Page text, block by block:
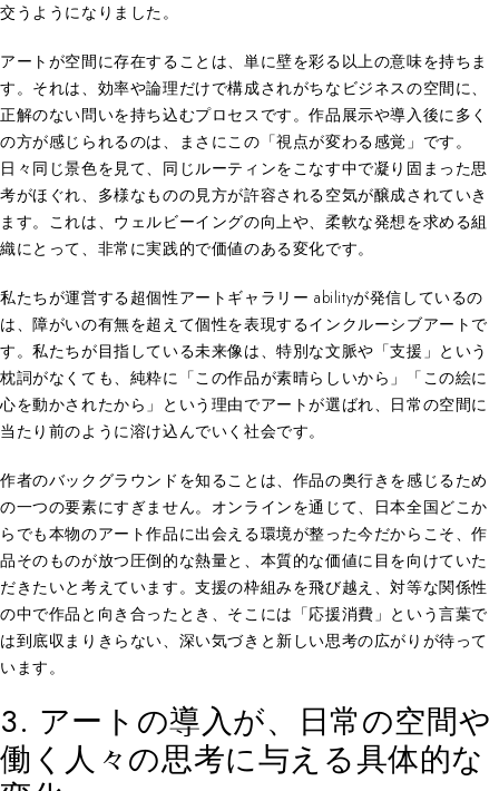
交うようになりました。
アートが空間に存在することは、単に壁を彩る以上の意味を持ちま
す。それは、効率や論理だけで構成されがちなビジネスの空間に、
正解のない問いを持ち込むプロセスです。作品展示や導入後に多く
の方が感じられるのは、まさにこの「視点が変わる感覚」です。
日々同じ景色を見て、同じルーティンをこなす中で凝り固まった思
考がほぐれ、多様なものの見方が許容される空気が醸成されていき
ます。これは、ウェルビーイングの向上や、柔軟な発想を求める組
織にとって、非常に実践的で価値のある変化です。
私たちが運営する超個性アートギャラリー abilityが発信しているの
は、障がいの有無を超えて個性を表現するインクルーシブアートで
す。私たちが目指している未来像は、特別な文脈や「支援」という
枕詞がなくても、純粋に「この作品が素晴らしいから」「この絵に
心を動かされたから」という理由でアートが選ばれ、日常の空間に
当たり前のように溶け込んでいく社会です。
作者のバックグラウンドを知ることは、作品の奥行きを感じるため
の一つの要素にすぎません。オンラインを通じて、日本全国どこか
らでも本物のアート作品に出会える環境が整った今だからこそ、作
品そのものが放つ圧倒的な熱量と、本質的な価値に目を向けていた
だきたいと考えています。支援の枠組みを飛び越え、対等な関係性
の中で作品と向き合ったとき、そこには「応援消費」という言葉で
は到底収まりきらない、深い気づきと新しい思考の広がりが待って
います。
3. アートの導入が、日常の空間や
働く人々の思考に与える具体的な